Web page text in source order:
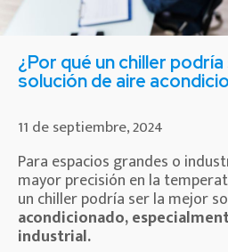
¿Por qué un chiller
solución de aire
11 de septiembre, 2024
Para espacios grandes o
mayor precisión en la
un chiller podría ser la mejor
acondicionado,
industrial.